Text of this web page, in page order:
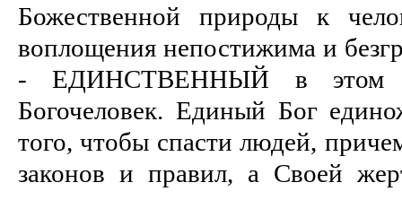
Божественной природы к
воплощения непостижима и
- ЕДИНСТВЕННЫЙ в этом
Богочеловек. Единый Бог
того, чтобы спасти людей,
законов и правил, а Своей